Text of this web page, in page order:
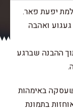
יפעת פאר.
געגוע ואהבה
ההבנה שברגע
באימהות
בתמונת